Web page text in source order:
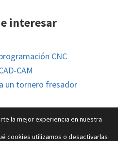
interesar
CNC
CAM
un tornero fresador
la mejor experiencia en nuestra
cookies utilizamos o desactivarlas